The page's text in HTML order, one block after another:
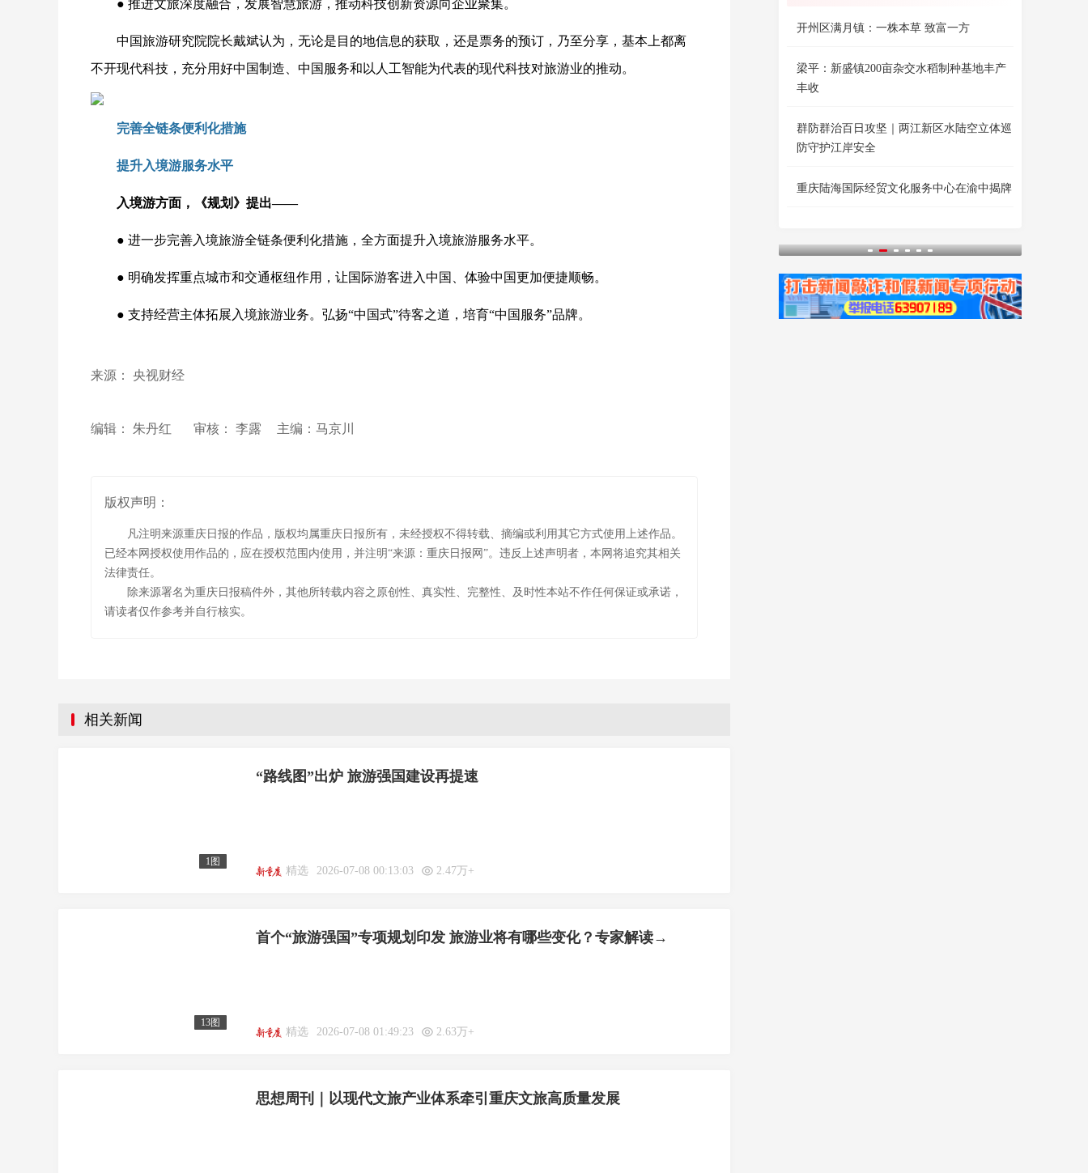
● 推进文旅深度融合，发展智慧旅游，推动科技创新资源向企业聚集。
中国旅游研究院院长戴斌认为，无论是目的地信息的获取，还是票务的预订，乃至分享，基本上都离
不开现代科技，充分用好中国制造、中国服务和以人工智能为代表的现代科技对旅游业的推动。
完善全链条便利化措施
提升入境游服务水平
入境游方面，《规划》提出——
● 进一步完善入境旅游全链条便利化措施，全方面提升入境旅游服务水平。
● 明确发挥重点城市和交通枢纽作用，让国际游客进入中国、体验中国更加便捷顺畅。
● 支持经营主体拓展入境旅游业务。弘扬“中国式”待客之道，培育“中国服务”品牌。
来源： 央视财经
编辑： 朱丹红 审核： 李露 主编：马京川
版权声明：
凡注明来源重庆日报的作品，版权均属重庆日报所有，未经授权不得转载、摘编或利用其它方式使用上述作品。
已经本网授权使用作品的，应在授权范围内使用，并注明“来源：重庆日报网”。违反上述声明者，本网将追究其相关
法律责任。
除来源署名为重庆日报稿件外，其他所转载内容之原创性、真实性、完整性、及时性本站不作任何保证或承诺，
请读者仅作参考并自行核实。
相关新闻
1图
“路线图”出炉 旅游强国建设再提速
精选 2026-07-08 00:13:03 2.47万+
13图
首个“旅游强国”专项规划印发 旅游业将有哪些变化？专家解读→
精选 2026-07-08 01:49:23 2.63万+
思想周刊｜以现代文旅产业体系牵引重庆文旅高质量发展
开州区满月镇：一株本草 致富一方
梁平：新盛镇200亩杂交水稻制种基地丰产
丰收
群防群治百日攻坚｜两江新区水陆空立体巡
防守护江岸安全
重庆陆海国际经贸文化服务中心在渝中揭牌